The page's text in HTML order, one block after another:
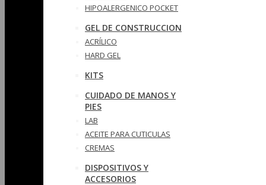
HIPOALERGENICO POCKET
GEL DE CONSTRUCCION
ACRÍLICO
HARD GEL
KITS
CUIDADO DE MANOS Y
PIES
LAB
ACEITE PARA CUTICULAS
CREMAS
DISPOSITIVOS Y
ACCESORIOS